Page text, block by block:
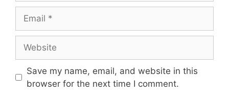
Save my name, email, and website in this
browser for the next time I comment.